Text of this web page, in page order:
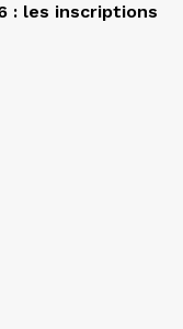
: les inscriptions